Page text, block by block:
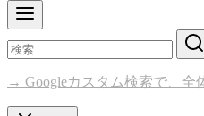
→ Googleカスタム検索で、全